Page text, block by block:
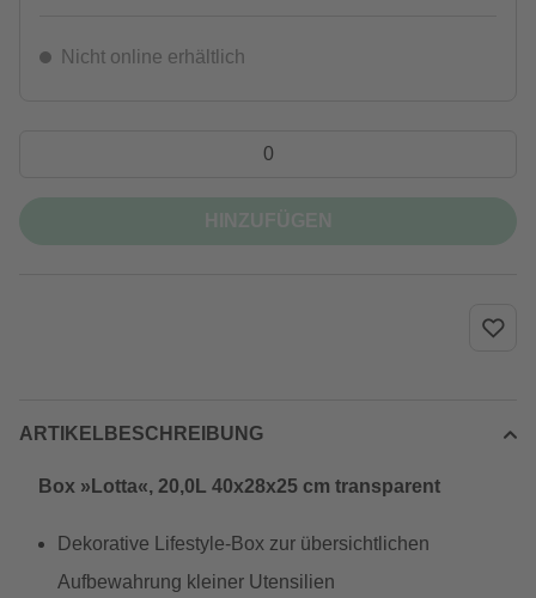
Nicht online erhältlich
ARTIKELBESCHREIBUNG
Box »Lotta«, 20,0L 40x28x25 cm transparent
Dekorative Lifestyle-Box zur übersichtlichen
Aufbewahrung kleiner Utensilien